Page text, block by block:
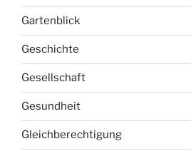
Gartenblick
Geschichte
Gesellschaft
Gesundheit
Gleichberechtigung